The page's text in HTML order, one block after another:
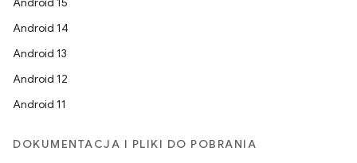
Android 14
Android 13
Android 12
Android 11
DOKUMENTACJA I PLIKI DO POBRANIA